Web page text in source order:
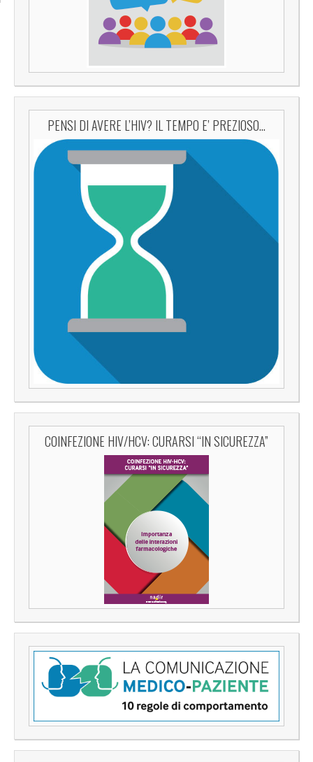
PENSI DI AVERE L’HIV? IL TEMPO E’ PREZIOSO…
COINFEZIONE HIV/HCV: CURARSI “IN SICUREZZA”